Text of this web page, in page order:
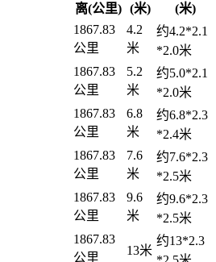
离(公里) (米)
(米)
1867.83
公里
4.2
米
约4.2*2.1
*2.0米
1867.83
公里
5.2
米
约5.0*2.1
*2.0米
1867.83
公里
6.8
米
约6.8*2.3
*2.4米
1867.83
公里
7.6
米
约7.6*2.3
*2.5米
1867.83
公里
9.6
米
约9.6*2.3
*2.5米
1867.83
公里
13米
约13*2.3